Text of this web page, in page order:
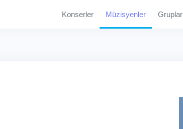
Konserler Müzisyenler Gruplar